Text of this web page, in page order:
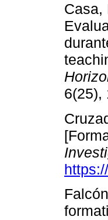
Casa,
6(25),